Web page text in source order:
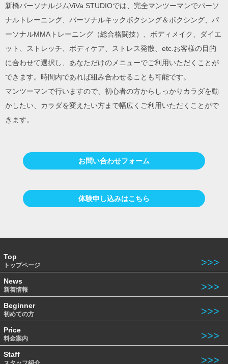
新橋パーソナルジムViVa STUDIOでは、完全マンツーマンでパーソ
ナルトレーニング、パーソナルキックボクシング＆ボクシング、パ
ーソナルMMAトレーニング（総合格闘技）、ボディメイク、ダイエ
ット、ストレッチ、ボディケア、ストレス発散、etc.お客様の目的
に合わせて選択し、あなただけのメニューでご利用いただくことが
できます。時間内であれば組み合わせることも可能です。
マンツーマンで行いますので、初心者の方からしっかりカラダを動
かしたい、カラダを変えたい方まで幅広くご利用いただくことがで
きます。
お問い合わせフォーム
体験申し込みはこちら
Top
トップページ
News
新着情報
Beginner
初めての方
Price
料金案内
Staff